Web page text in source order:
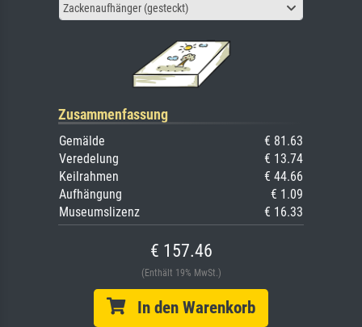
Zackenaufhänger (gesteckt)
Zusammenfassung
Gemälde
€ 81.63
Veredelung
€ 13.74
Keilrahmen
€ 44.66
Aufhängung
€ 1.09
Museumslizenz
€ 16.33
€ 157.46
(Enthält 19% MwSt.)
In den Warenkorb